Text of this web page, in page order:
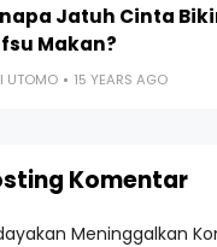
Jatuh Cinta
Makan?
UTOMO 15 YEARS AGO
Komentar
Meninggalkan